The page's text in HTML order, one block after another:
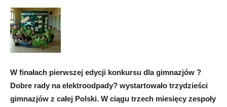
W finałach pierwszej edycji konkursu dla gimnazjów ?
Dobre rady na elektroodpady? wystartowało trzydzieści
gimnazjów z całej Polski. W ciągu trzech miesięcy zespoły